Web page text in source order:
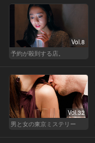
Vol.8
予約が殺到する店。
Vol.32
男と女の東京ミステリー